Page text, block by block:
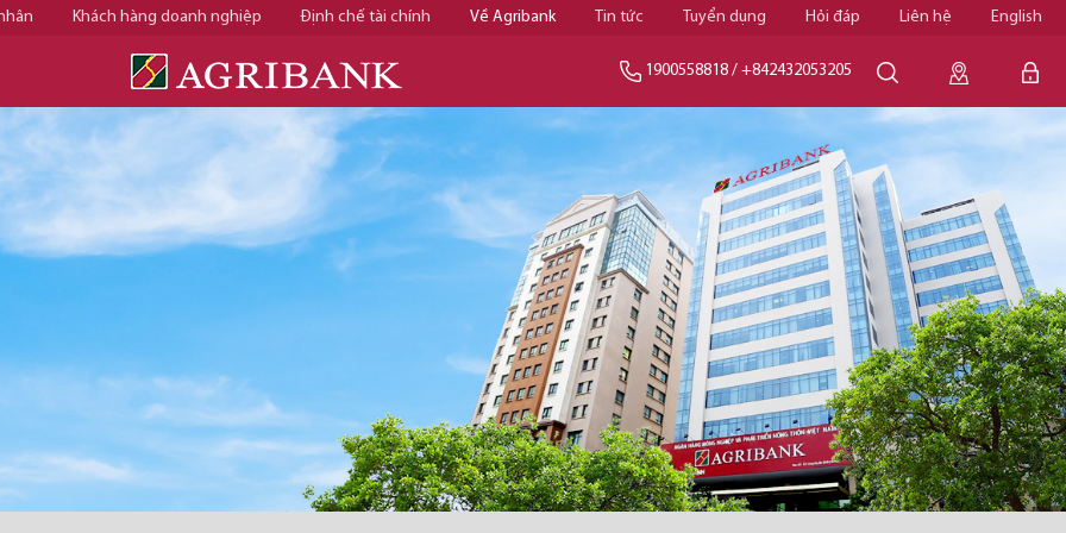
Khách hàng doanh nghiệp Định chế tài chính Về Agribank Tin tức Tuyển dụng Hỏi đáp Liên hệ English
1900558818 / +842432053205